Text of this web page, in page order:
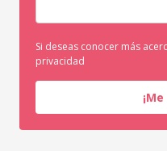
Si deseas conocer más
privacidad